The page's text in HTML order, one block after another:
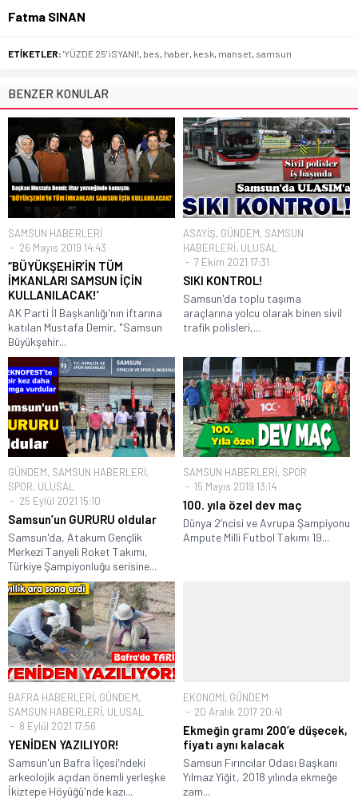
Fatma SINAN
ETİKETLER: 'YÜZDE 25' iSYANI!, bes, haber, kesk, manset, samsun
BENZER KONULAR
SAMSUN HABERLERİ
26 Mayıs 2019 14:43
“BÜYÜKŞEHİR’İN TÜM
İMKANLARI SAMSUN İÇİN
KULLANILACAK!’
AK Parti İl Başkanlığı'nın iftarına
katılan Mustafa Demir, "Samsun
Büyükşehir...
ASAYİŞ, GÜNDEM, SAMSUN
HABERLERİ, ULUSAL
7 Ekim 2021 17:31
SIKI KONTROL!
Samsun'da toplu taşıma
araçlarına yolcu olarak binen sivil
trafik polisleri,...
GÜNDEM, SAMSUN HABERLERİ,
SPOR, ULUSAL
25 Eylül 2021 15:10
Samsun’un GURURU oldular
Samsun'da, Atakum Gençlik
Merkezi Tanyeli Roket Takımı,
Türkiye Şampiyonluğu serisine...
SAMSUN HABERLERİ, SPOR
15 Mayıs 2019 13:14
100. yıla özel dev maç
Dünya 2’ncisi ve Avrupa Şampiyonu
Ampute Milli Futbol Takımı 19...
BAFRA HABERLERİ, GÜNDEM,
SAMSUN HABERLERİ, ULUSAL
8 Eylül 2021 17:56
YENİDEN YAZILIYOR!
Samsun'un Bafra İlçesi'ndeki
arkeolojik açıdan önemli yerleşke
İkiztepe Höyüğü'nde kazı...
EKONOMİ, GÜNDEM
20 Aralık 2017 20:41
Ekmeğin gramı 200’e düşecek,
fiyatı aynı kalacak
Samsun Fırıncılar Odası Başkanı
Yılmaz Yiğit, 2018 yılında ekmeğe
zam...